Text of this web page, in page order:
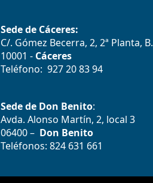
Sede de Cáceres:
C/. Gómez Becerra, 2, 2ª Planta, B.
10001 -Cáceres
Teléfono: 927 20 83 94
Sede de Don Benito:
Avda. Alonso Martín, 2, local 3
06400 – Don Benito
Teléfonos: 824 631 661